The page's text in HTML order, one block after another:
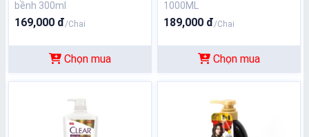
bềnh 300ml
169,000 đ/Chai
Chọn mua
1000ML
189,000 đ/Chai
Chọn mua